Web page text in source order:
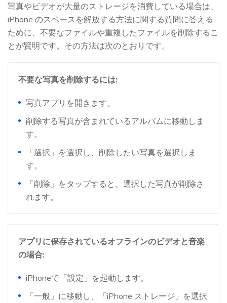
写真やビデオが大量のストレージを消費している場合は、
iPhone のスペースを解放する方法に関する質問に答える
ために、不要なファイルや重複したファイルを削除するこ
とが賢明です。その方法は次のとおりです。
不要な写真を削除するには:
写真アプリを開きます。
削除する写真が含まれているアルバムに移動しま
す。
「選択」を選択し、削除したい写真を選択しま
す。
「削除」をタップすると、選択した写真が削除さ
れます。
アプリに保存されているオフラインのビデオと音楽
の場合:
iPhoneで「設定」を起動します。
「一般」に移動し、「iPhone ストレージ」を選択